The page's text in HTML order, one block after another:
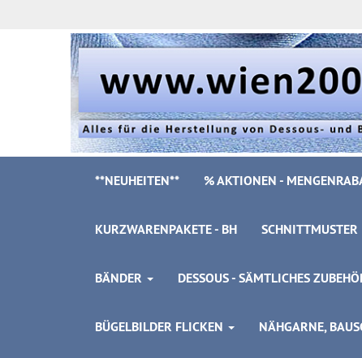
**NEUHEITEN** % AKTIONEN -
KURZWARENPAKETE - BH SCHNITTMUSTER
BÄNDER DESSOUS - SÄMTLICHES
BÜGELBILDER FLICKEN NÄHGARNE,